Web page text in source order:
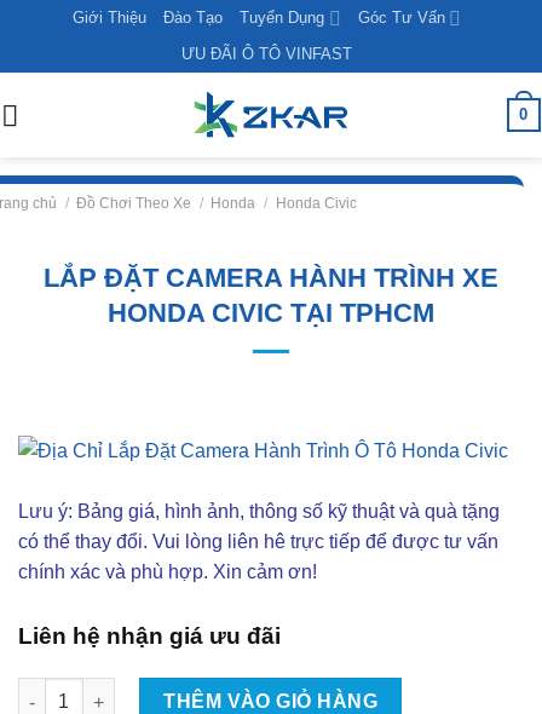
content
Giới Thiệu Đào Tạo Tuyển Dụng
Góc Tư Vấn
ƯU ĐÃI Ô TÔ VINFAST
0
chủ / Đồ Chơi Theo Xe / Honda / Honda Civic
LẮP ĐẶT CAMERA HÀNH TRÌNH XE
HONDA CIVIC TẠI TPHCM
Lưu ý: Bảng giá, hình ảnh, thông số kỹ thuật và quà tặng
có thể thay đổi. Vui lòng liên hê trực tiếp để được tư vấn
chính xác và phù hợp. Xin cảm ơn!
Liên hệ nhận giá ưu đãi
Lắp Đặt Camera Hành Trình Xe Honda Civic Tại TpHCM số
THÊM VÀO GIỎ HÀNG